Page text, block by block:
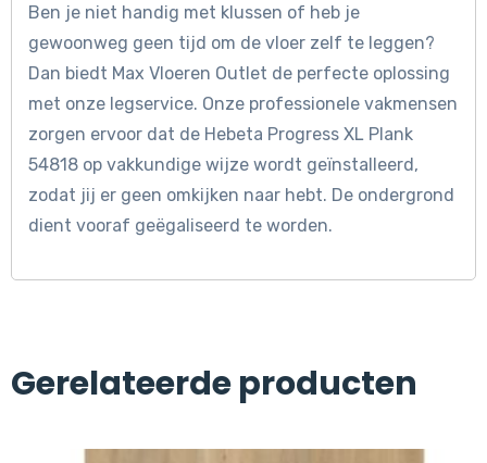
Ben je niet handig met klussen of heb je
gewoonweg geen tijd om de vloer zelf te leggen?
Dan biedt Max Vloeren Outlet de perfecte oplossing
met onze legservice. Onze professionele vakmensen
zorgen ervoor dat de Hebeta Progress XL Plank
54818 op vakkundige wijze wordt geïnstalleerd,
zodat jij er geen omkijken naar hebt. De ondergrond
dient vooraf geëgaliseerd te worden.
Gerelateerde producten